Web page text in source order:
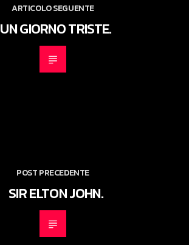
ARTICOLO SEGUENTE
UN GIORNO TRISTE.
POST PRECEDENTE
SIR ELTON JOHN.